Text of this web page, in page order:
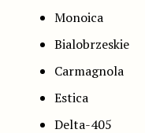
Monoica
Bialobrzeskie
Carmagnola
Estica
Delta-405